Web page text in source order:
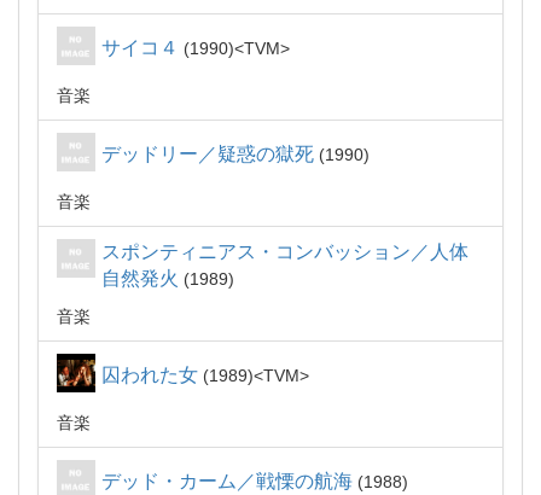
サイコ４ 1990 TVM
音楽
デッドリー／疑惑の獄死 1990
音楽
スポンティニアス・コンバッション／人体
自然発火
1989
音楽
囚われた女 1989 TVM
音楽
デッド・カーム／戦慄の航海 1988